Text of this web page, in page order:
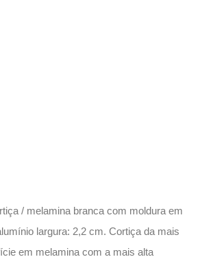
/ melamina branca com moldura em
largura: 2,2 cm. Cortiça da mais
em melamina com a mais alta